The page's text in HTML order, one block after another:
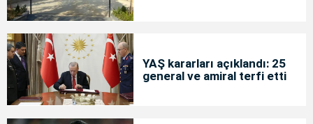
YAŞ kararları açıklandı: 25
general ve amiral terfi etti